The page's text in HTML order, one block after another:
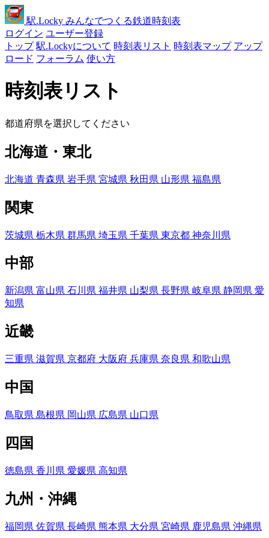
駅.Locky みんなでつくる鉄道時刻表
ログイン ユーザー登録
トップ 駅.Lockyについて 時刻表リスト 時刻表マップ アップ
ロード フォーラム 使い方
時刻表リスト
都道府県を選択してください
北海道・東北
北海道 青森県 岩手県 宮城県 秋田県 山形県 福島県
関東
茨城県 栃木県 群馬県 埼玉県 千葉県 東京都 神奈川県
中部
新潟県 富山県 石川県 福井県 山梨県 長野県 岐阜県 静岡県 愛
知県
近畿
三重県 滋賀県 京都府 大阪府 兵庫県 奈良県 和歌山県
中国
鳥取県 島根県 岡山県 広島県 山口県
四国
徳島県 香川県 愛媛県 高知県
九州・沖縄
福岡県 佐賀県 長崎県 熊本県 大分県 宮崎県 鹿児島県 沖縄県